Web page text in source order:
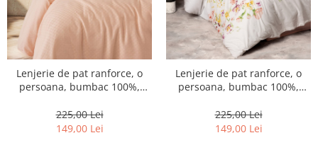
Lenjerie de pat ranforce, o
persoana, bumbac 100%,
225,00 Lei
149,00 Lei
Lenjerie de pat ranforce, o
persoana, bumbac 100%,
Salmon
225,00 Lei
149,00 Lei